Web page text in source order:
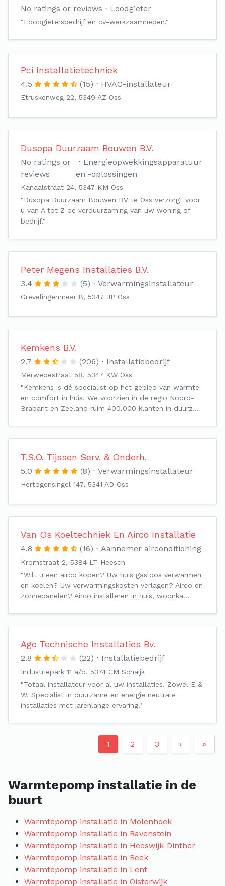
No ratings or reviews Loodgieter
"Loodgietersbedrijf en cv-werkzaamheden."
Pci Installatietechniek
4.5 (15) HVAC-installateur
Etruskenweg 22, 5349 AZ Oss
Dusopa Duurzaam Bouwen B.V.
No ratings or
reviews
Energieopwekkingsapparatuur
en -oplossingen
Kanaalstraat 24, 5347 KM Oss
"Dusopa Duurzaam Bouwen BV te Oss verzorgt voor
u van A tot Z de verduurzaming van uw woning of
bedrijf."
Peter Megens Installaties B.V.
3.4 (5) Verwarmingsinstallateur
Grevelingenmeer 8, 5347 JP Oss
Kemkens B.V.
2.7 (206) Installatiebedrijf
Merwedestraat 58, 5347 KW Oss
"Kemkens is dé specialist op het gebied van warmte
en comfort in huis. We voorzien in de regio Noord-
Brabant en Zeeland ruim 400.000 klanten in duurz…
T.S.O. Tijssen Serv. & Onderh.
5.0 (8) Verwarmingsinstallateur
Hertogensingel 147, 5341 AD Oss
Van Os Koeltechniek En Airco Installatie
4.8 (16) Aannemer airconditioning
Kromstraat 2, 5384 LT Heesch
"Wilt u een airco kopen? Uw huis gasloos verwarmen
en koelen? Uw verwarmingskosten verlagen? Airco en
zonnepanelen? Airco installeren in huis, woonka…
Ago Technische Installaties Bv.
2.8 (22) Installatiebedrijf
Industriepark 11 a/b, 5374 CM Schaijk
"Totaal installateur voor al uw installaties. Zowel E &
W. Specialist in duurzame en energie neutrale
installaties met jarenlange ervaring."
1 2 3 › »
Warmtepomp installatie in de
buurt
Warmtepomp installatie in Molenhoek
Warmtepomp installatie in Ravenstein
Warmtepomp installatie in Heeswijk-Dinther
Warmtepomp installatie in Reek
Warmtepomp installatie in Lent
Warmtepomp installatie in Oisterwijk